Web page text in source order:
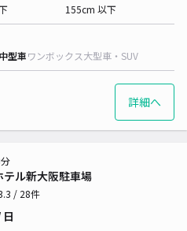
155cm 以下
中型車ワンボックス大型車・SUV
詳細へ
テル新大阪駐車場
/ 28件
日